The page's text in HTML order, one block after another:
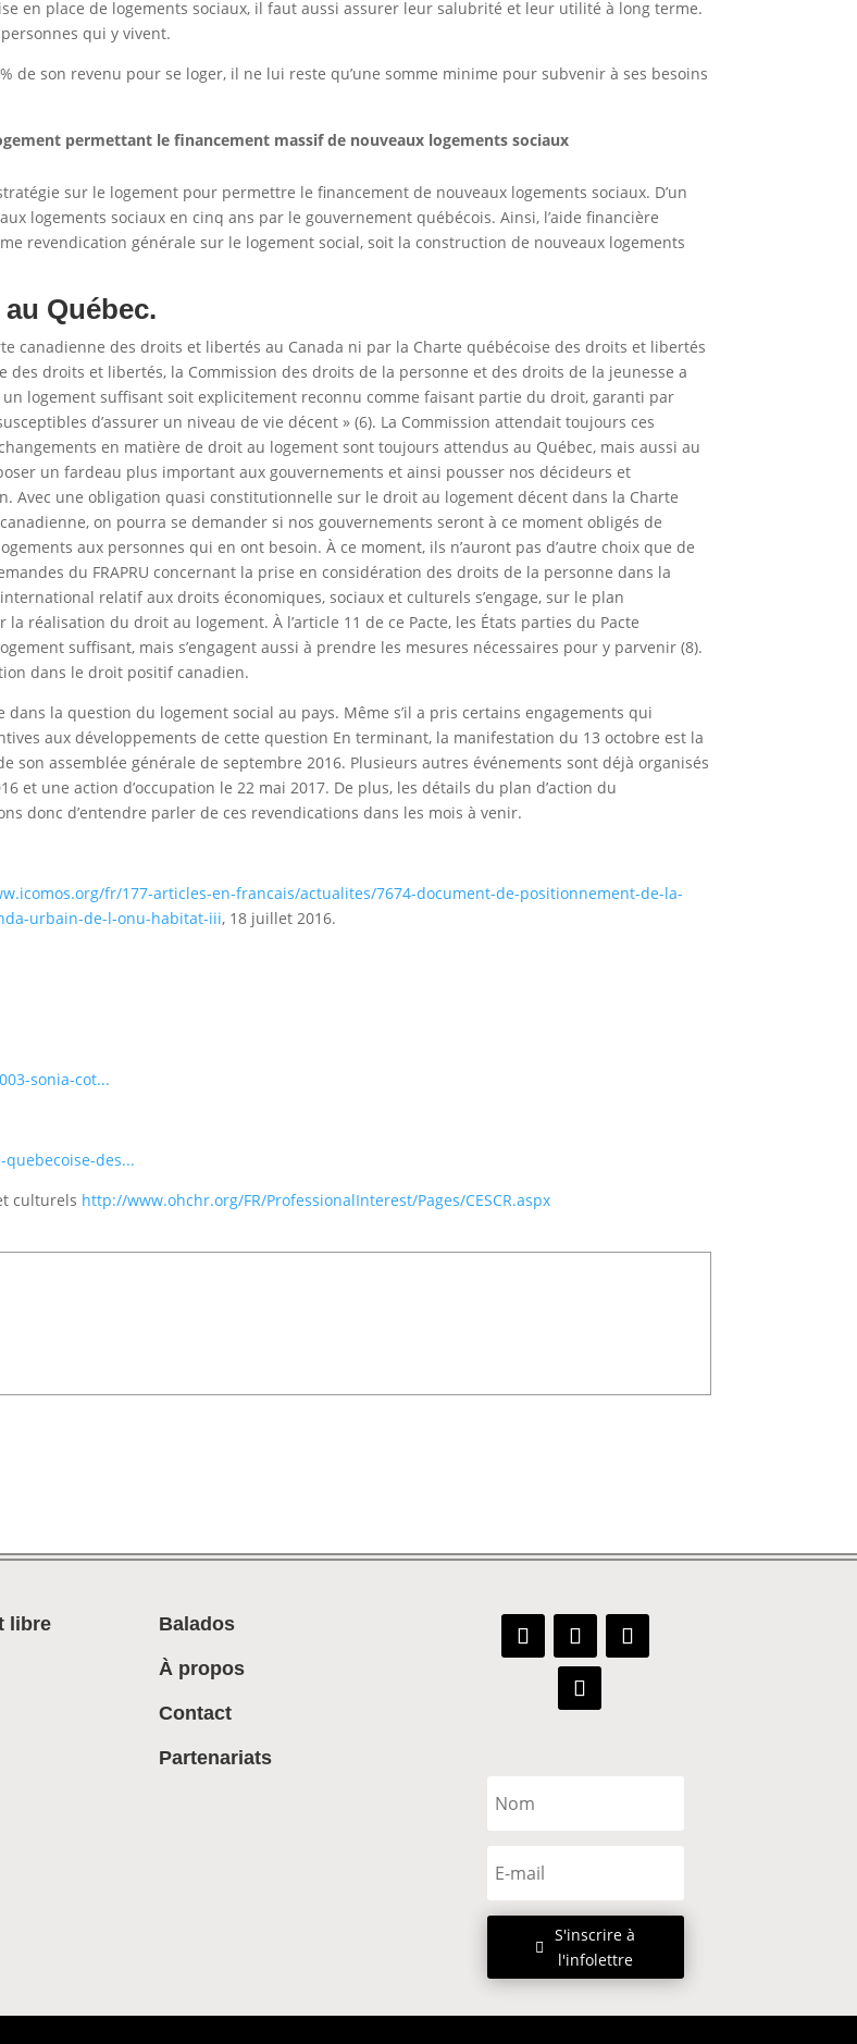
en place de logements sociaux, il faut aussi assurer leur salubrité et leur utilité à long terme.
qui y vivent.
de son revenu pour se loger, il ne lui reste qu’une somme minime pour subvenir à ses besoins
permettant le financement massif de nouveaux logements sociaux
sur le logement pour permettre le financement de nouveaux logements sociaux. D’un
logements sociaux en cinq ans par le gouvernement québécois. Ainsi, l’aide financière
revendication générale sur le logement social, soit la construction de nouveaux logements
Québec.
canadienne des droits et libertés au Canada ni par la Charte québécoise des droits et libertés
des droits et libertés, la Commission des droits de la personne et des droits de la jeunesse a
logement suffisant soit explicitement reconnu comme faisant partie du droit, garanti par
d’assurer un niveau de vie décent » (6). La Commission attendait toujours ces
en matière de droit au logement sont toujours attendus au Québec, mais aussi au
un fardeau plus important aux gouvernements et ainsi pousser nos décideurs et
Avec une obligation quasi constitutionnelle sur le droit au logement décent dans la Charte
on pourra se demander si nos gouvernements seront à ce moment obligés de
aux personnes qui en ont besoin. À ce moment, ils n’auront pas d’autre choix que de
du FRAPRU concernant la prise en considération des droits de la personne dans la
relatif aux droits économiques, sociaux et culturels s’engage, sur le plan
réalisation du droit au logement. À l’article 11 de ce Pacte, les États parties du Pacte
suffisant, mais s’engagent aussi à prendre les mesures nécessaires pour y parvenir (8).
dans le droit positif canadien.
la question du logement social au pays. Même s’il a pris certains engagements qui
aux développements de cette question En terminant, la manifestation du 13 octobre est la
son assemblée générale de septembre 2016. Plusieurs autres événements sont déjà organisés
et une action d’occupation le 22 mai 2017. De plus, les détails du plan d’action du
donc d’entendre parler de ces revendications dans les mois à venir.
fr/177-articles-en-francais/actualites/7674-document-de-positionnement-de-la-
urbain-de-l-onu-habitat-iii, 18 juillet 2016.
sonia-cot...
des...
culturels http://www.ohchr.org/FR/ProfessionalInterest/Pages/CESCR.aspx
libre Balados
À propos
Contact
Partenariats
S'inscrire à
l'infolettre